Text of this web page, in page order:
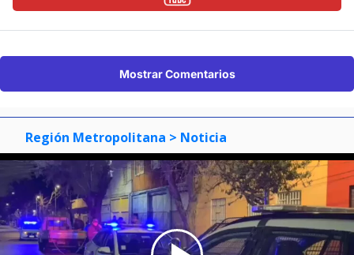
Mostrar Comentarios
Región Metropolitana > Noticia